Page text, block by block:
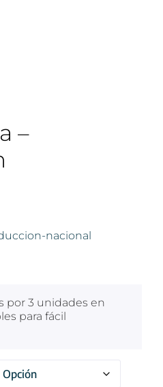
–
nacional
por 3 unidades en
para fácil